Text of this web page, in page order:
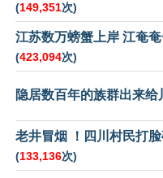
(149,351次)
江苏数万螃蟹上岸 江奄
(423,094次)
隐居数百年的族群出来给
老井冒烟 ！四川村民打
(133,136次)